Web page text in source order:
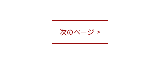
次のページ >